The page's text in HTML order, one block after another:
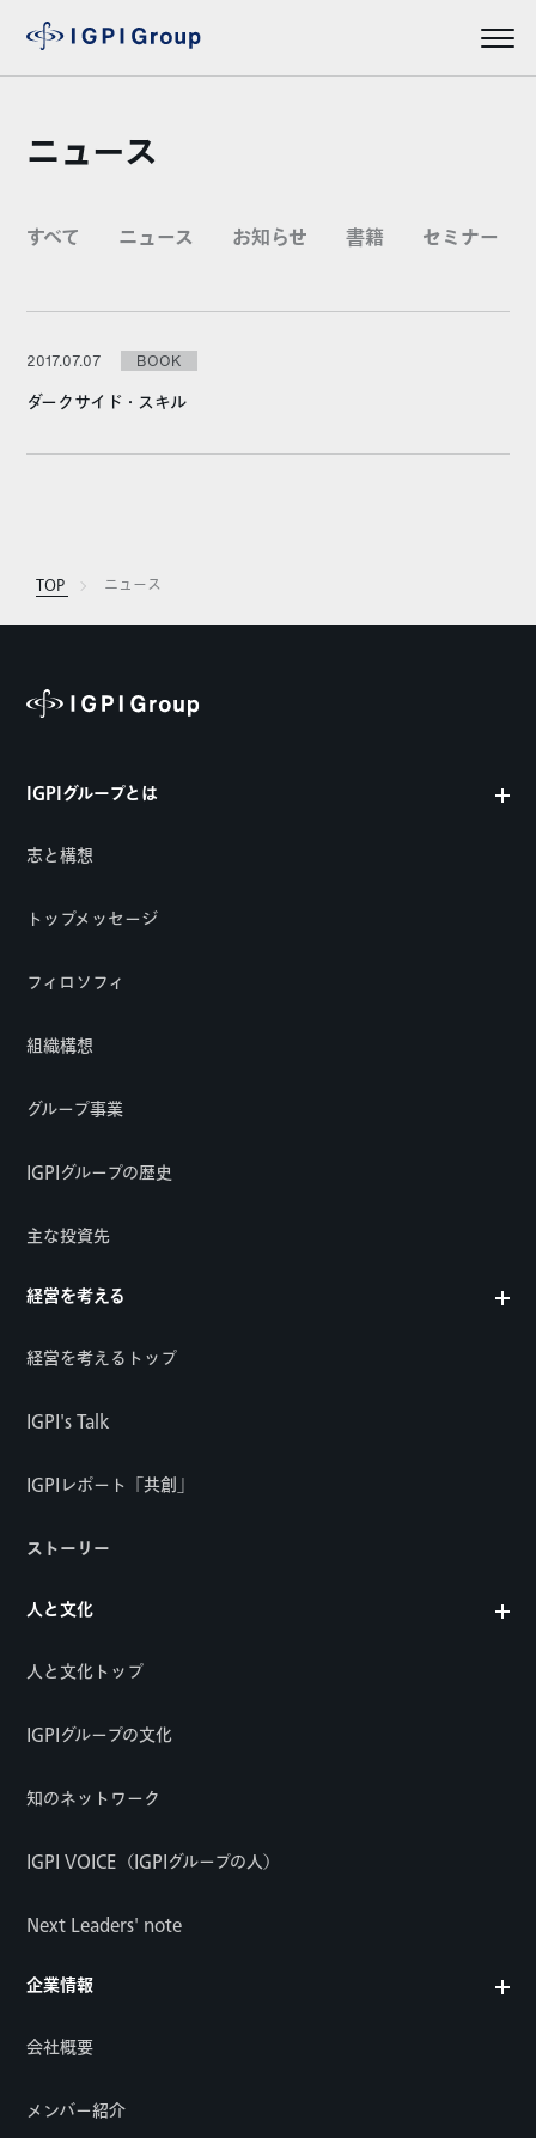
ニュース
すべて ニュース お知らせ 書籍 セミナー
2017.07.07 BOOK
ダークサイド・スキル
TOP ニュース
IGPIグループとは
志と構想
トップメッセージ
フィロソフィ
組織構想
グループ事業
IGPIグループの歴史
主な投資先
経営を考える
経営を考えるトップ
IGPI's Talk
IGPIレポート「共創」
ストーリー
人と文化
人と文化トップ
IGPIグループの文化
知のネットワーク
IGPI VOICE（IGPIグループの人）
Next Leaders' note
企業情報
会社概要
メンバー紹介